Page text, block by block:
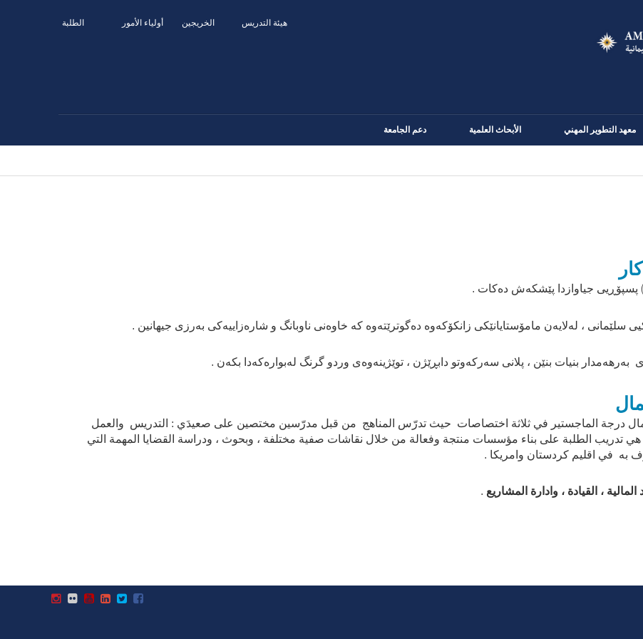
الطلبة أولياء الأمور الخريجين هيئة التدريس
معهد التطوير المهني الأبحاث العلمية دعم الجامعة
، لەلایەن مامۆستایانێکی زانکۆکەوە دەگوترێتەوە کە خاوەنی ناوبانگ و شارەزاییەکی بەرزی جیهانین .
بنیات بنێن ، پلانی سەرکەوتو دابڕێژن ، توێژینەوەی وردو گرنگ لەبوارەکەدا بکەن .
درجة الماجستير في ثلاثة اختصاصات حيث تدرّس المناهج من قبل مدرّسين مختصين على صعيدَي : التدريس والعمل
هي تدريب الطلبة على بناء مؤسسات منتجة وفعالة من خلال نقاشات صفية مختلفة ، وبحوث ، ودراسة القضايا المهمة التي
به في اقليم كردستان وامريكا .
المالية ، القيادة ، وادارة المشاريع .